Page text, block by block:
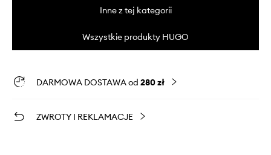
Inne z tej kategorii
Wszystkie produkty HUGO
DARMOWA DOSTAWA od 280 zł
ZWROTY I REKLAMACJE